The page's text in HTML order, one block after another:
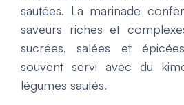
sautées. La marinade
saveurs riches et
sucrées, salées et
souvent servi avec du
légumes sautés.